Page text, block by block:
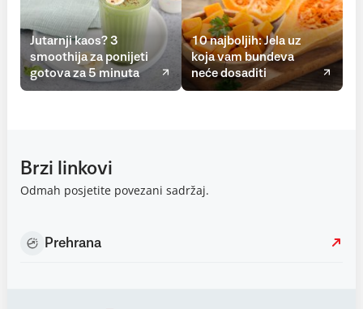
Jutarnji kaos? 3
smoothija za ponijeti
gotova za 5 minuta
10 najboljih: Jela uz
koja vam bundeva
neće dosaditi
Brzi linkovi
Odmah posjetite povezani sadržaj.
Prehrana